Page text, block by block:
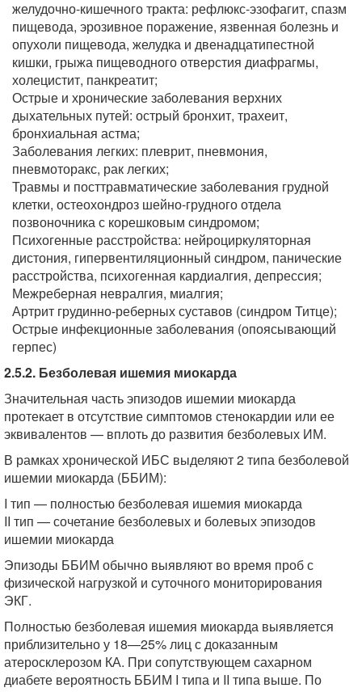
желудочно-кишечного тракта: рефлюкс-эзофагит, спазм
пищевода, эрозивное поражение, язвенная болезнь и
опухоли пищевода, желудка и двенадцатипестной
кишки, грыжа пищеводного отверстия диафрагмы,
холецистит, панкреатит;
Острые и хронические заболевания верхних
дыхательных путей: острый бронхит, трахеит,
бронхиальная астма;
Заболевания легких: плеврит, пневмония,
пневмоторакс, рак легких;
Травмы и посттравматические заболевания грудной
клетки, остеохондроз шейно-грудного отдела
позвоночника с корешковым синдромом;
Психогенные расстройства: нейроциркуляторная
дистония, гипервентиляционный синдром, панические
расстройства, психогенная кардиалгия, депрессия;
Межреберная невралгия, миалгия;
Артрит грудинно-реберных суставов (синдром Титце);
Острые инфекционные заболевания (опоясывающий
герпес)
2.5.2. Безболевая ишемия миокарда
Значительная часть эпизодов ишемии миокарда
протекает в отсутствие симптомов стенокардии или ее
эквивалентов — вплоть до развития безболевых ИМ.
В рамках хронической ИБС выделяют 2 типа безболевой
ишемии миокарда (ББИМ):
I тип — полностью безболевая ишемия миокарда
II тип — сочетание безболевых и болевых эпизодов
ишемии миокарда
Эпизоды ББИМ обычно выявляют во время проб с
физической нагрузкой и суточного мониторирования
ЭКГ.
Полностью безболевая ишемия миокарда выявляется
приблизительно у 18—25% лиц с доказанным
атеросклерозом КА. При сопутствующем сахарном
диабете вероятность ББИМ I типа и II типа выше. По